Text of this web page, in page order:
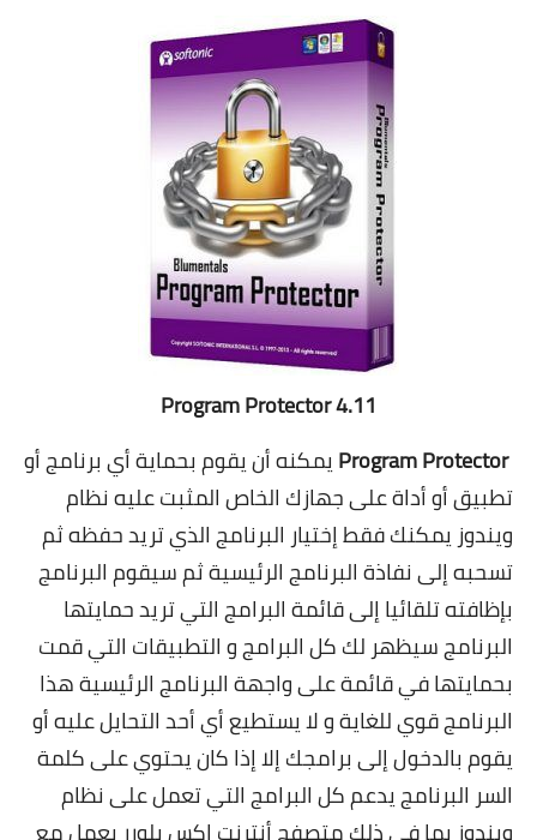
Program Protector 4.11
Program Protector
يمكنه أن يقوم بحماية أي برنامج أو
تطبيق أو أداة على جهازك الخاص المثبت عليه نظام
ويندوز يمكنك فقط إختيار البرنامج الذي تريد حفظه ثم
تسحبه إلى نفاذة البرنامج الرئيسية ثم سيقوم البرنامج
بإظافته تلقائيا إلى قائمة البرامج التي تريد حمايتها
البرنامج سيظهر لك كل البرامج و التطبيقات التي قمت
بحمايتها في قائمة على واجهة البرنامج الرئيسية هذا
البرنامج قوي للغاية و لا يستطيع أي أحد التحايل عليه أو
يقوم بالدخول إلى برامجك إلا إذا كان يحتوي على كلمة
السر البرنامج يدعم كل البرامج التي تعمل على نظام